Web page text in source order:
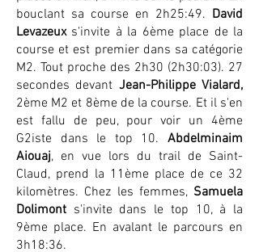
bouclant sa course en 2h25:49. David
Levazeuxs'invite à la 6ème place de la
course et est premier dans sa catégorie
M2. Tout proche des 2h30 (2h30:03). 27
secondes devant Jean-Philippe Vialard,
2ème M2 et 8ème de la course. Et il s'en
est fallu de peu, pour voir un 4ème
G2iste dans le top 10. Abdelminaim
Aiouaj, en vue lors du trail de Saint-
Claud, prend la 11ème place de ce 32
kilomètres. Chez les femmes, Samuela
Dolimont s'invite dans le top 10, à la
9ème place. En avalant le parcours en
3h18:36.